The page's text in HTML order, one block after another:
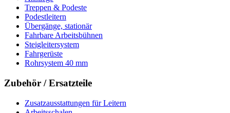
Treppen & Podeste
Podestleitern
Übergänge, stationär
Fahrbare Arbeitsbühnen
Steigleitersystem
Fahrgerüste
Rohrsystem 40 mm
Zubehör / Ersatzteile
Zusatzausstattungen für Leitern